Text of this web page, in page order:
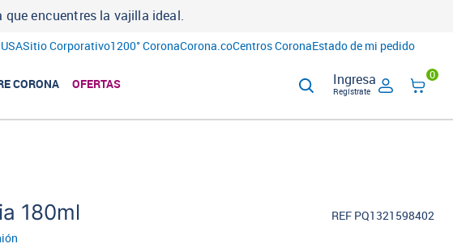
que encuentres la vajilla ideal.
Sitio Corporativo1200° CoronaCorona.coCentros CoronaEstado de mi pedido
CORONA OFERTAS Ingresa
Regístrate
0
180ml
REF PQ1321598402